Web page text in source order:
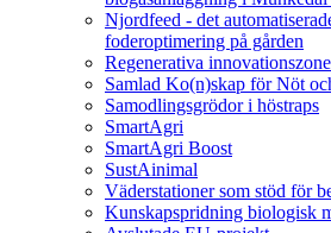
Njordfeed - det
foderoptimering på gården
Regenerativa
Samlad Ko(n)skap för Nöt
Samodlingsgrödor i höstraps
SmartAgri
SmartAgri Boost
SustAinimal
Väderstationer som stöd för
Kunskapspridning biologisk